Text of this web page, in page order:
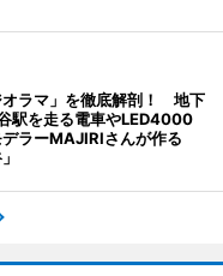
オラマ」を徹底解剖！ 地下
駅を走る電車やLED4000
ラーMAJIRIさんが作る